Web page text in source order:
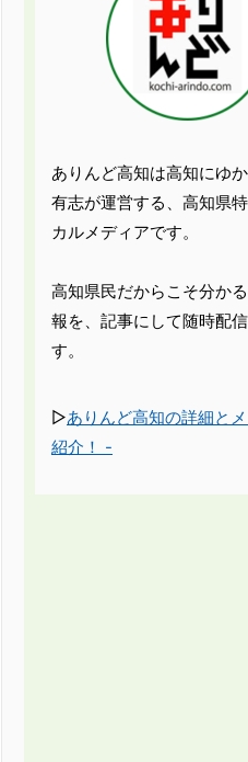
ありんど高知は高知にゆ
有志が運営する、高知県
カルメディアです。
高知県民だからこそ分か
報を、記事にして随時配
す。
▷ありんど高知の詳細と
紹介！ -